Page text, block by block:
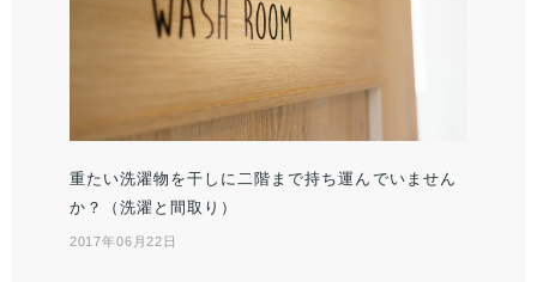
重たい洗濯物を干しに二階まで持ち運んでいません
か？（洗濯と間取り）
2017年06月22日